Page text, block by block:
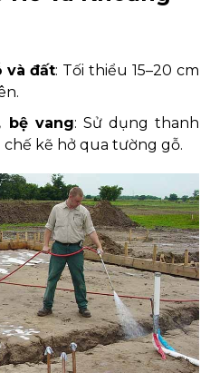
và đất: Tối thiểu 15–20 cm
bệ vang: Sử dụng thanh
chế kẽ hở qua tường gỗ.